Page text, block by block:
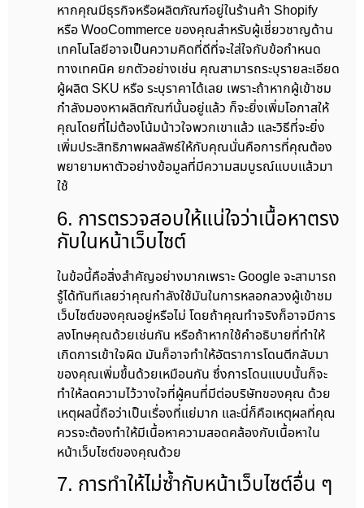
หากคุณมีธุรกิจหรือผลิตภัณฑ์อยู่ในร้านค้า Shopify
หรือ WooCommerce ของคุณสำหรับผู้เชี่ยวชาญด้าน
เทคโนโลยีอาจเป็นความคิดที่ดีที่จะใส่ใจกับข้อกำหนด
ทางเทคนิค ยกตัวอย่างเช่น คุณสามารถระบุรายละเอียด
ผู้ผลิต SKU หรือ ระบุราคาได้เลย เพราะถ้าหากผู้เข้าชม
กำลังมองหาผลิตภัณฑ์นั้นอยู่แล้ว ก็จะยิ่งเพิ่มโอกาสให้
คุณโดยที่ไม่ต้องโน้มน้าวใจพวกเขาแล้ว และวิธีที่จะยิ่ง
เพิ่มประสิทธิภาพผลลัพธ์ให้กับคุณนั่นคือการที่คุณต้อง
พยายามหาตัวอย่างข้อมูลที่มีความสมบูรณ์แบบแล้วมา
ใช้
6. การตรวจสอบให้แน่ใจว่าเนื้อหาตรง
กับในหน้าเว็บไซต์
ในข้อนี้คือสิ่งสำคัญอย่างมากเพราะ Google จะสามารถ
รู้ได้ทันทีเลยว่าคุณกำลังใช้มันในการหลอกลวงผู้เข้าชม
เว็บไซต์ของคุณอยู่หรือไม่ โดยถ้าคุณทำจริงก็อาจมีการ
ลงโทษคุณด้วยเช่นกัน หรือถ้าหากใช้คำอธิบายที่ทำให้
เกิดการเข้าใจผิด มันก็อาจทำให้อัตราการโดนตีกลับมา
ของคุณเพิ่มขึ้นด้วยเหมือนกัน ซึ่งการโดนแบบนั้นก็จะ
ทำให้ลดความไว้วางใจที่ผู้คนที่มีต่อบริษัทของคุณ ด้วย
เหตุผลนี้ถือว่าเป็นเรื่องที่แย่มาก และนี่ก็คือเหตุผลที่คุณ
ควรจะต้องทำให้มีเนื้อหาความสอดคล้องกับเนื้อหาใน
หน้าเว็บไซต์ของคุณด้วย
7. การทำให้ไม่ซ้ำกับหน้าเว็บไซต์อื่น ๆ